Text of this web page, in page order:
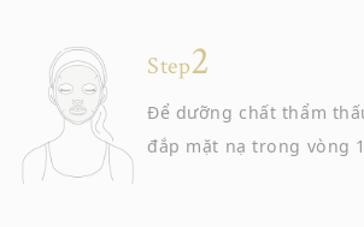
Step
Để dưỡng chất thẩm
đắp mặt nạ trong vòng